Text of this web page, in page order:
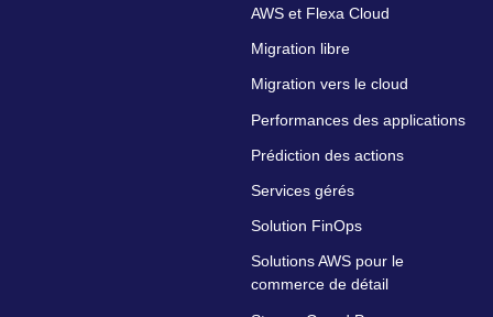
AWS et Flexa Cloud
Migration libre
Migration vers le cloud
Performances des applications
Prédiction des actions
Services gérés
Solution FinOps
Solutions AWS pour le
commerce de détail